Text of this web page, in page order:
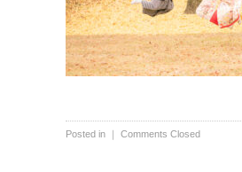
Posted in ｜ Comments Closed